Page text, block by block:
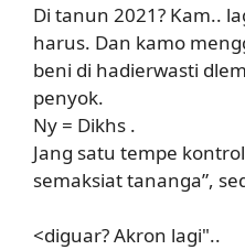
Di tanun 2021? Kam..
harus. Dan kamo
beni di hadierwasti
penyok.
Ny = Dikhs .
Jang satu tempe
semaksiat tananga”,
<diguar? Akron lagi"..